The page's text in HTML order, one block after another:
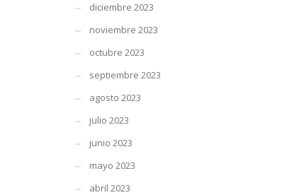
diciembre 2023
noviembre 2023
octubre 2023
septiembre 2023
agosto 2023
julio 2023
junio 2023
mayo 2023
abril 2023